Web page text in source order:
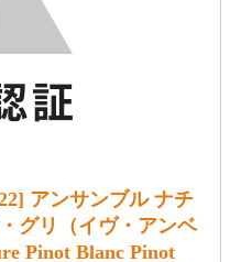
アンサンブル ナチ
グリ（イヴ・アンベ
Pinot Blanc Pinot